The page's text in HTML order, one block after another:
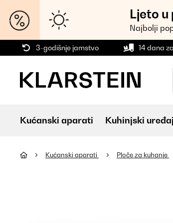
Ljeto u
Najbolji
3-godišnje jamstvo 14 dana
Kućanski aparati Kuhinjski
Kućanski aparati Ploče za kuhanje